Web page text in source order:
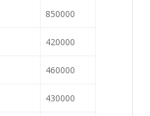
850000
420000
460000
430000